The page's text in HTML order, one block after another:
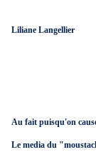
Liliane Langellier
Au fait puisqu'on
Le media du